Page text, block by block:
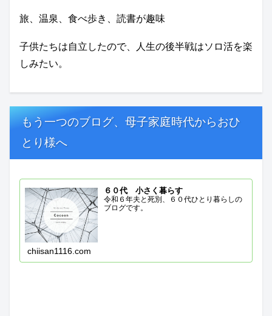
旅、温泉、食べ歩き、読書が趣味
子供たちは自立したので、人生の後半戦はソロ活を楽
しみたい。
もう一つのブログ、母子家庭時代からおひ
とり様へ
６０代 小さく暮らす
令和６年夫と死別、６０代ひとり暮らしの
ブログです。
chiisan1116.com